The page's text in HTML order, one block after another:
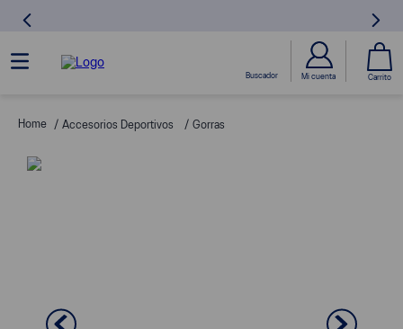
Accesorios Deportivos Gorras